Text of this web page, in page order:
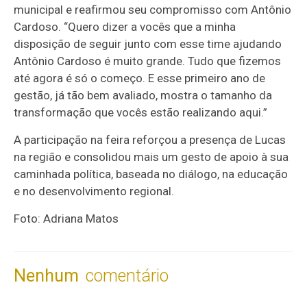
municipal e reafirmou seu compromisso com Antônio
Cardoso. “Quero dizer a vocês que a minha
disposição de seguir junto com esse time ajudando
Antônio Cardoso é muito grande. Tudo que fizemos
até agora é só o começo. E esse primeiro ano de
gestão, já tão bem avaliado, mostra o tamanho da
transformação que vocês estão realizando aqui.”
A participação na feira reforçou a presença de Lucas
na região e consolidou mais um gesto de apoio à sua
caminhada política, baseada no diálogo, na educação
e no desenvolvimento regional.
Foto: Adriana Matos
Nenhum comentário